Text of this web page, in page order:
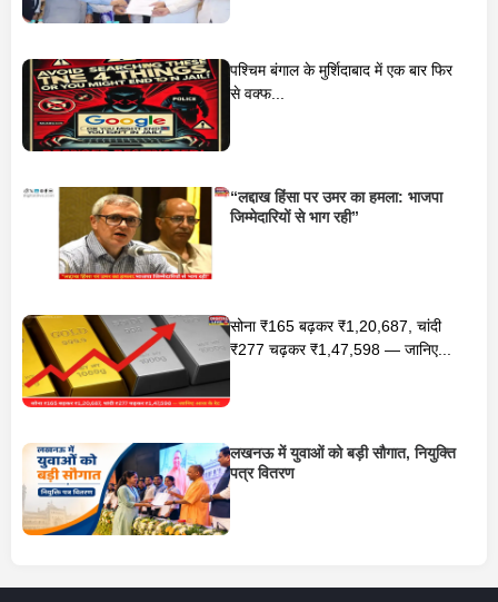
पश्चिम बंगाल के मुर्शिदाबाद में एक बार फिर
से वक्फ...
“लद्दाख हिंसा पर उमर का हमला: भाजपा
जिम्मेदारियों से भाग रही”
सोना ₹165 बढ़कर ₹1,20,687, चांदी
₹277 चढ़कर ₹1,47,598 — जानिए...
लखनऊ में युवाओं को बड़ी सौगात, नियुक्ति
पत्र वितरण